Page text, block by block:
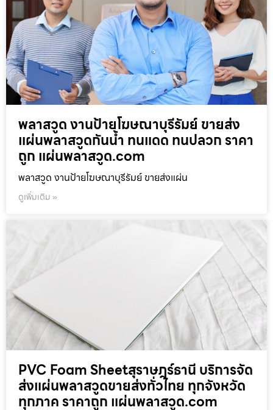
พลาสวูด งานป้ายโฆษณาบุรีรัมย์ ขายส่ง
แผ่นพลาสวูดกันน้ำ ทนแดด ทนปลวก ราคา
ถูก แผ่นพลาสวูด.com
พลาสวูด งานป้ายโฆษณาบุรีรัมย์ ขายส่งแผ่น
ดูเพิ่มเติม »
PVC Foam Sheetสุราษฎร์ธานี บริการจัด
ส่งแผ่นพลาสวูดขายส่งทั่วไทย ทุกจังหวัด
ทุกภาค ราคาถูก แผ่นพลาสวูด.com